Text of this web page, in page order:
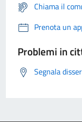
Chiama il
Prenota un
Problemi in
Segnala